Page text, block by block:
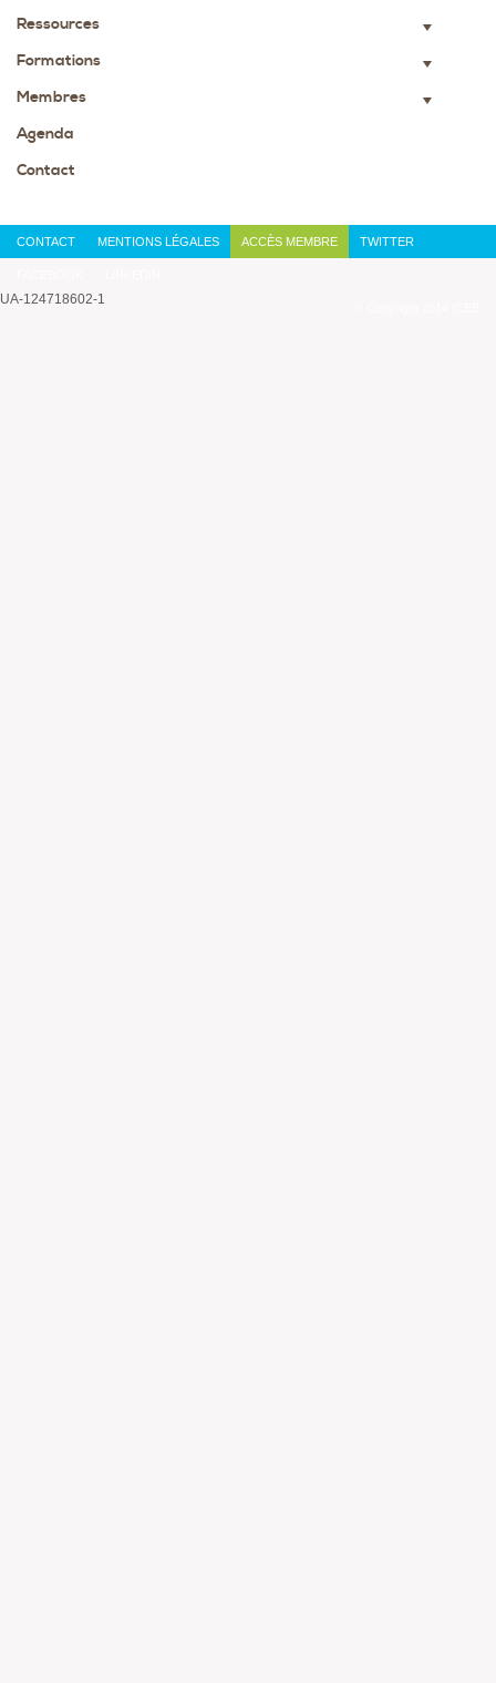
Ressources ▼
Formations ▼
Membres ▼
Agenda
Contact
CONTACT MENTIONS LÉGALES ACCÈS MEMBRE TWITTER
UA-124718602-1